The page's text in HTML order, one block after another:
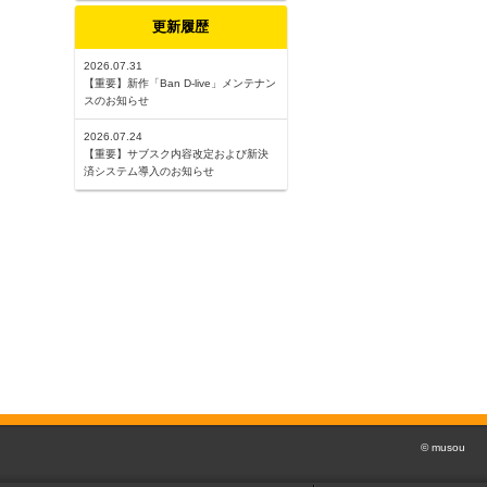
更新履歴
2026.07.31
【重要】新作「Ban D-live」メンテナン
スのお知らせ
2026.07.24
【重要】サブスク内容改定および新決
済システム導入のお知らせ
© musou